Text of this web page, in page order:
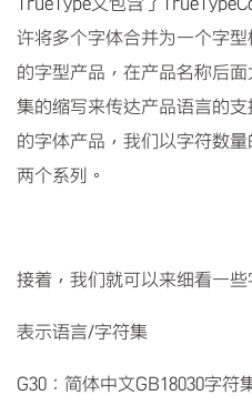
许将多个字体合并为一个字
的字型产品，在产品名称后
集的缩写来传达产品语言的
的字体产品，我们以字符数
两个系列。
接着，我们就可以来细看一些
表示语言/字符集
G30：简体中文GB18030字符